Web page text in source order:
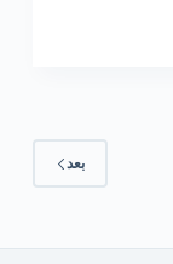
بعد